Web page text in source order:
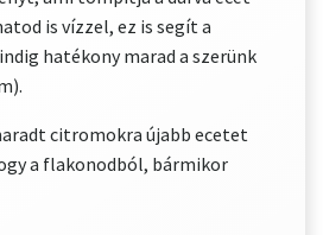
is vízzel, ez is segít a
hatékony marad a szerünk
citromokra újabb ecetet
a flakonodból, bármikor